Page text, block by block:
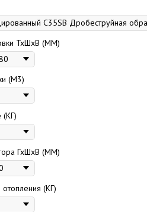
ТхШхВ (ММ)
(М3)
(КГ)
ГхШхВ (ММ)
(КГ)